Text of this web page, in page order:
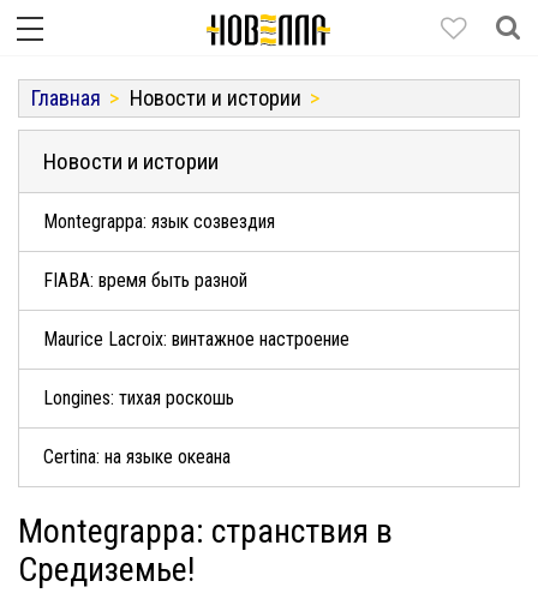
Главная Новости и истории
Новости и истории
Montegrappa: язык созвездия
FIABA: время быть разной
Maurice Lacroix: винтажное настроение
Longines: тихая роскошь
Certina: на языке океана
Montegrappa: странствия в
Средиземье!